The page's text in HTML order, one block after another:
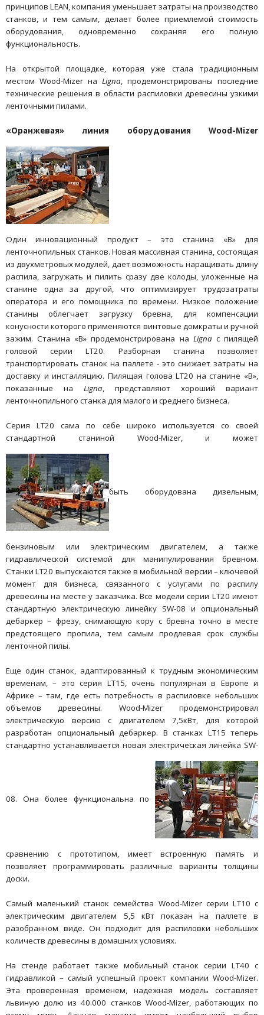
принципов LEAN, компания уменьшает затраты на производство
станков, и тем самым, делает более приемлемой стоимость
оборудования, одновременно сохраняя его полную
функциональность.
На открытой площадке, которая уже стала традиционным
местом Wood-Mizer на Ligna, продемонстрированы последние
технические решения в области распиловки древесины узкими
ленточными пилами.
«Оранжевая» линия оборудования Wood-Mizer
Один инновационный продукт – это станина «В» для
ленточнопильных станков. Новая массивная станина, состоящая
из двухметровых модулей, дает возможность наращивать длину
распила, загружать и пилить сразу две колоды, уложенные на
станине одна за другой, что оптимизирует трудозатраты
оператора и его помощника по времени. Низкое положение
станины облегчает загрузку бревна, для компенсации
конусности которого применяются винтовые домкраты и ручной
зажим. Станина «В» продемонстрирована на Lignaс пилящей
головой серии LT20. Разборная станина позволяет
транспортировать станок на паллете - это снижает затраты на
доставку и инсталляцию. Пилящая голова LT20 на станине «В»,
показанные на Ligna, представляют хороший вариант
ленточнопильного станка для малого и среднего бизнеса.
Серия LT20 сама по себе широко используется со своей
стандартной станиной Wood-Mizer, и может
быть оборудована дизельным,
бензиновым или электрическим двигателем, а также
гидравлической системой для манипулирования бревном.
Станки LT20 выпускаются также в мобильной версии – ключевой
момент для бизнеса, связанного с услугами по распилу
древесины на месте у заказчика. Все модели серии LT20 имеют
стандартную электрическую линейку SW-08 и опциональный
дебаркер – фрезу, снимающую кору с бревна точно в месте
предстоящего пропила, тем самым продлевая срок службы
ленточной пилы.
Еще один станок, адаптированный к трудным экономическим
временам, – это серия LT15, очень популярная в Европе и
Африке – там, где есть потребность в распиловке небольших
объемов древесины. Wood-Mizer продемонстрировал
электрическую версию с двигателем 7,5кВт, для которой
разработан опциональный дебаркер. В станках LT15 теперь
стандартно устанавливается новая электрическая линейка SW-
08. Она более функциональна по
сравнению с прототипом, имеет встроенную память и
позволяет программировать различные варианты толщины
доски.
Самый маленький станок семейства Wood-Mizer серии LT10 с
электрическим двигателем 5,5 кВт показан на паллете в
разобранном виде. Он подходит для распиловки небольших
количеств древесины в домашних условиях.
На стенде работает также мобильный станок серии LT40 с
гидравликой – самый успешный проект компании Wood-Mizer.
Эта проверенная временем, надежная модель составляет
львиную долю из 40.000 станков Wood-Mizer, работающих по